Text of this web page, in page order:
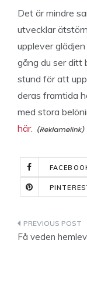
Det är mindre
utvecklar
upplever
gång du ser ditt
stund för att
deras framtida
med stora
här.
Få veden